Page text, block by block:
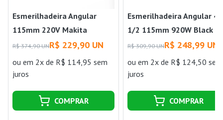
Esmerilhadeira Angular
115mm 220V Makita
R$ 374,90 UNR$ 229,90 UN
ou em 2x de R$ 114,95 sem
juros
COMPRAR
Esmerilhadeira Angular 4
1/2 115mm 920W Black &
Decker
R$ 309,90 UNR$ 248,99 UN
ouem 2x de R$ 124,50 sem
juros
COMPRAR